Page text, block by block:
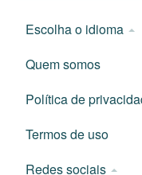
Escolha o idioma
Quem somos
Política de
Termos de uso
Redes sociais